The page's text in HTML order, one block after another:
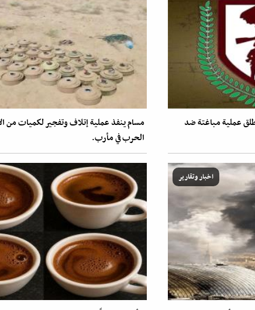
عملية مباغتة ضد
مسام ينفذ عملية إتلاف وتفجير لكميات من
الحرب في مأرب.
اخبار وتقارير